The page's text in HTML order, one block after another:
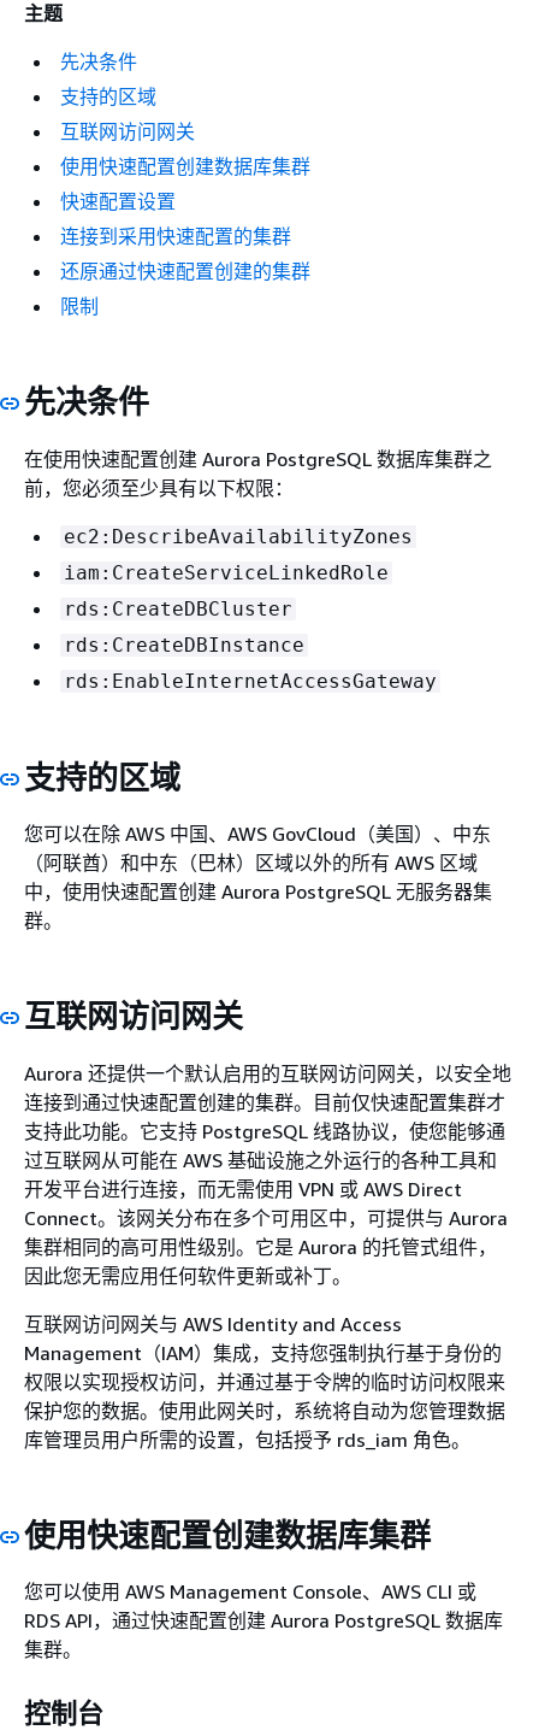
主题
先决条件
支持的区域
互联网访问网关
使用快速配置创建数据库集群
快速配置设置
连接到采用快速配置的集群
还原通过快速配置创建的集群
限制
先决条件
在使用快速配置创建 Aurora PostgreSQL 数据库集群之
前，您必须至少具有以下权限：
ec2:DescribeAvailabilityZones
iam:CreateServiceLinkedRole
rds:CreateDBCluster
rds:CreateDBInstance
rds:EnableInternetAccessGateway
支持的区域
您可以在除 AWS 中国、AWS GovCloud（美国）、中东
（阿联酋）和中东（巴林）区域以外的所有 AWS 区域
中，使用快速配置创建 Aurora PostgreSQL 无服务器集
群。
互联网访问网关
Aurora 还提供一个默认启用的互联网访问网关，以安全地
连接到通过快速配置创建的集群。目前仅快速配置集群才
支持此功能。它支持 PostgreSQL 线路协议，使您能够通
过互联网从可能在 AWS 基础设施之外运行的各种工具和
开发平台进行连接，而无需使用 VPN 或 AWS Direct
Connect。该网关分布在多个可用区中，可提供与 Aurora
集群相同的高可用性级别。它是 Aurora 的托管式组件，
因此您无需应用任何软件更新或补丁。
互联网访问网关与 AWS Identity and Access
Management（IAM）集成，支持您强制执行基于身份的
权限以实现授权访问，并通过基于令牌的临时访问权限来
保护您的数据。使用此网关时，系统将自动为您管理数据
库管理员用户所需的设置，包括授予 rds_iam 角色。
使用快速配置创建数据库集群
您可以使用 AWS Management Console、AWS CLI 或
RDS API，通过快速配置创建 Aurora PostgreSQL 数据库
集群。
控制台